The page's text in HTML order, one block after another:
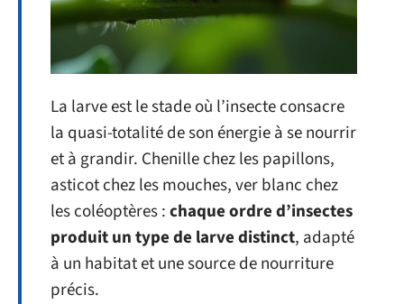
La larve est le stade où l’insecte consacre
la quasi-totalité de son énergie à se nourrir
et à grandir. Chenille chez les papillons,
asticot chez les mouches, ver blanc chez
les coléoptères :chaque ordre d’insectes
produit un type de larve distinct, adapté
à un habitat et une source de nourriture
précis.